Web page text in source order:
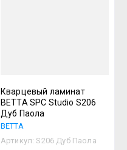
Кварцевый ламинат
BETTA SPC Studio S206
Дуб Паола
BETTA
Артикул: S206 Дуб Паола